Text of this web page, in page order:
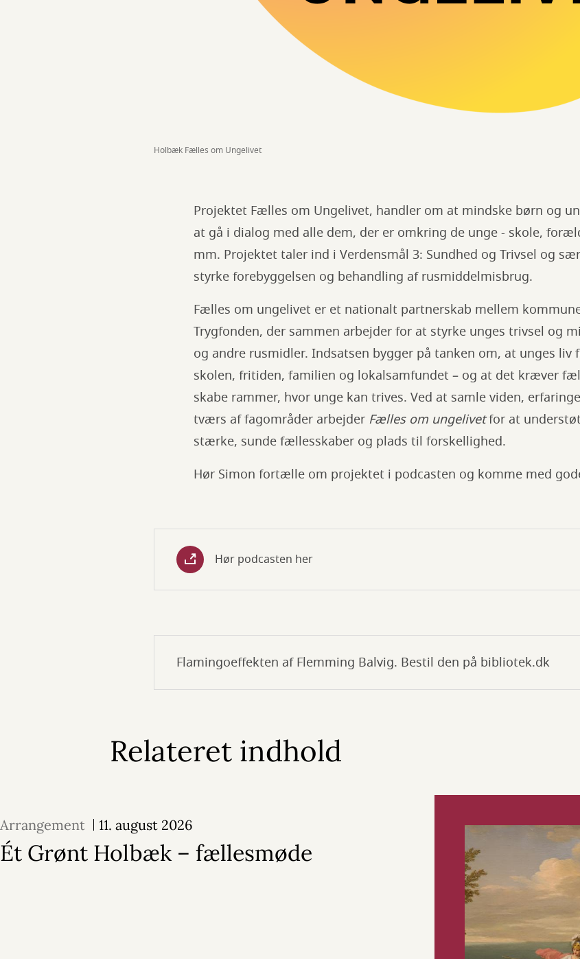
Holbæk Fælles om Ungelivet
Projektet Fælles om Ungelivet, handler om at mindske børn og
at gå i dialog med alle dem, der er omkring de unge - skole,
mm. Projektet taler ind i Verdensmål 3: Sundhed og Trivsel og
styrke forebyggelsen og behandling af rusmiddelmisbrug.
Fælles om ungelivet er et nationalt partnerskab mellem
Trygfonden, der sammen arbejder for at styrke unges trivsel og
og andre rusmidler. Indsatsen bygger på tanken om, at unges liv
skolen, fritiden, familien og lokalsamfundet – og at det kræver
skabe rammer, hvor unge kan trives. Ved at samle viden,
tværs af fagområder arbejder Fælles om ungelivetfor at
stærke, sunde fællesskaber og plads til forskellighed.
Hør Simon fortælle om projektet i podcasten og komme med
Hør podcasten her
Flamingoeffekten af Flemming Balvig. Bestil den på bibliotek.dk
Relateret indhold
Arrangement 11. august 2026
Ét Grønt Holbæk – fællesmøde